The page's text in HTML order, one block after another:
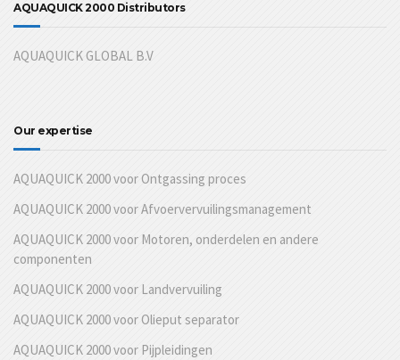
AQUAQUICK 2000 Distributors
AQUAQUICK GLOBAL B.V
Our expertise
AQUAQUICK 2000 voor Ontgassing proces
AQUAQUICK 2000 voor Afvoervervuilingsmanagement
AQUAQUICK 2000 voor Motoren, onderdelen en andere
componenten
AQUAQUICK 2000 voor Landvervuiling
AQUAQUICK 2000 voor Olieput separator
AQUAQUICK 2000 voor Pijpleidingen